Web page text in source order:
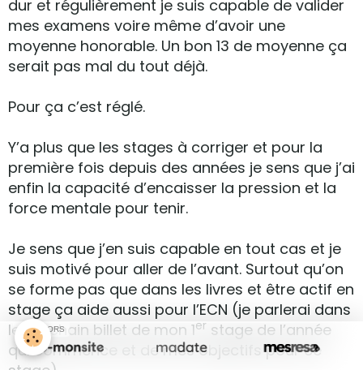
dur et régulièrement je suis capable de valider
mes examens voire même d’avoir une
moyenne honorable. Un bon 13 de moyenne ça
serait pas mal du tout déjà.
Pour ça c’est réglé.
Y’a plus que les stages à corriger et pour la
première fois depuis des années je sens que j’ai
enfin la capacité d’encaisser la pression et la
force mentale pour tenir.
Je sens que j’en suis capable en tout cas et je
suis motivé pour aller de l’avant. Surtout qu’on
se forme pas que dans les livres et être actif en
stage ça aide aussi pour l’ECN (je parlerai dans
le prochain billet de mon 1er stage de l’année
qui commence et de mes objectifs pour ce
SPONSORS